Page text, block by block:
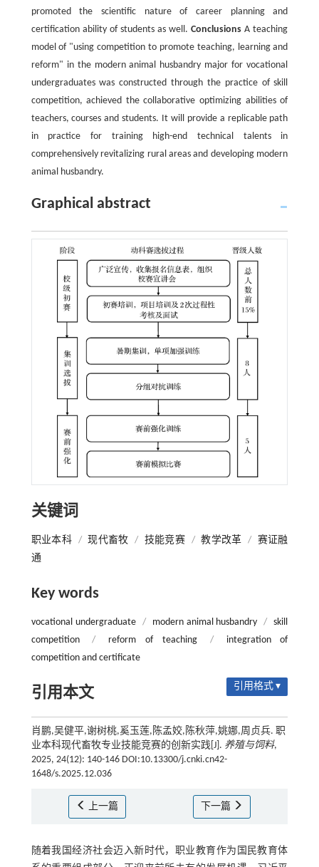
promoted the scientific nature of career planning and
certification ability of students as well.Conclusions A teaching
model of "using competition to promote teaching, learning and
reform" in the modern animal husbandry major for vocational
undergraduates was constructed through the practice of skill
competition, achieved the collaborative optimizing abilities of
teachers, courses and students. It will provide a replicable path
in practice for training high-end technical talents in
comprehensively revitalizing rural areas and developing modern
animal husbandry.
Graphical abstract
关键词
职业本科 / 现代畜牧 / 技能竞赛 / 教学改革 / 赛证融
通
Key words
vocational undergraduate / modern animal husbandry / skill
competition
/ reform of teaching /
integration of
competition and certificate
引用本文 引用格式 ▾
肖鹏,吴健平,谢树桃,奚玉莲,陈孟姣,陈秋萍,姚娜,周贞兵. 职
业本科现代畜牧专业技能竞赛的创新实践[J]. 养殖与饲料,
2025, 24(12): 140-146 DOI:10.13300/j.cnki.cn42-
1648/s.2025.12.036
上一篇 下一篇
随着我国经济社会迈入新时代，职业教育作为国民教育体